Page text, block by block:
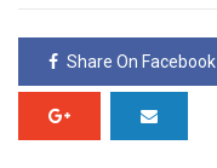
Share On Facebook